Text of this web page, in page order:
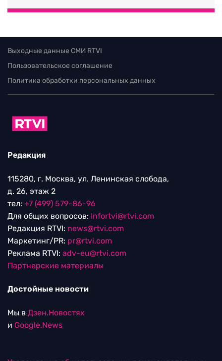
Выходные данные СМИ RTVI
Пользовательское соглашение
Политика обработки персональных данных
Редакция
115280, г. Москва, ул. Ленинская слобода,
д. 26, этаж 2
тел: +7 (499) 579-86-96
Для общих вопросов: Infortvi@rtvi.com
Редакция RTVI: news@rtvi.com
Маркетинг/PR: pr@rtvi.com
Реклама RTVI: adv-eu@rtvi.com
Партнерские материалы
Достойные новости
Мы в Дзен.Новостях
и Google.News